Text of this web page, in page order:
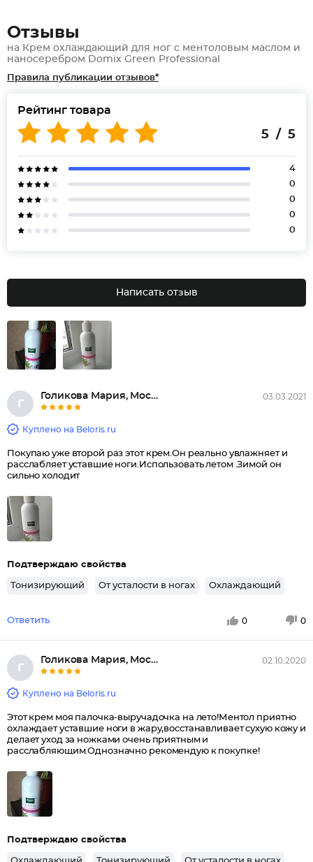
Отзывы
на Крем охлаждающий для ног с ментоловым маслом и
наносеребром Domix Green Professional
Правила публикации отзывов*
Рейтинг товара
5 / 5
4
0
0
0
0
Написать отзыв
Г
Голикова Мария, Москва 03.03.2021
Куплено на Beloris.ru
Покупаю уже второй раз этот крем.Он реально увлажняет и
расслабляет уставшие ноги.Использовать летом .Зимой он
сильно холодит
Подтверждаю свойства
Тонизирующий От усталости в ногах Охлаждающий
Ответить 0 0
Г
Голикова Мария, Москва 02.10.2020
Куплено на Beloris.ru
Этот крем моя палочка-выручадочка на лето!Ментол приятно
охлаждает уставшие ноги в жару,восстанавливает сухую кожу и
делает уход за ножками очень приятным и
расслабляющим.Однозначно рекомендую к покупке!
Подтверждаю свойства